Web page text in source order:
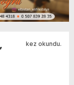
kez okundu.